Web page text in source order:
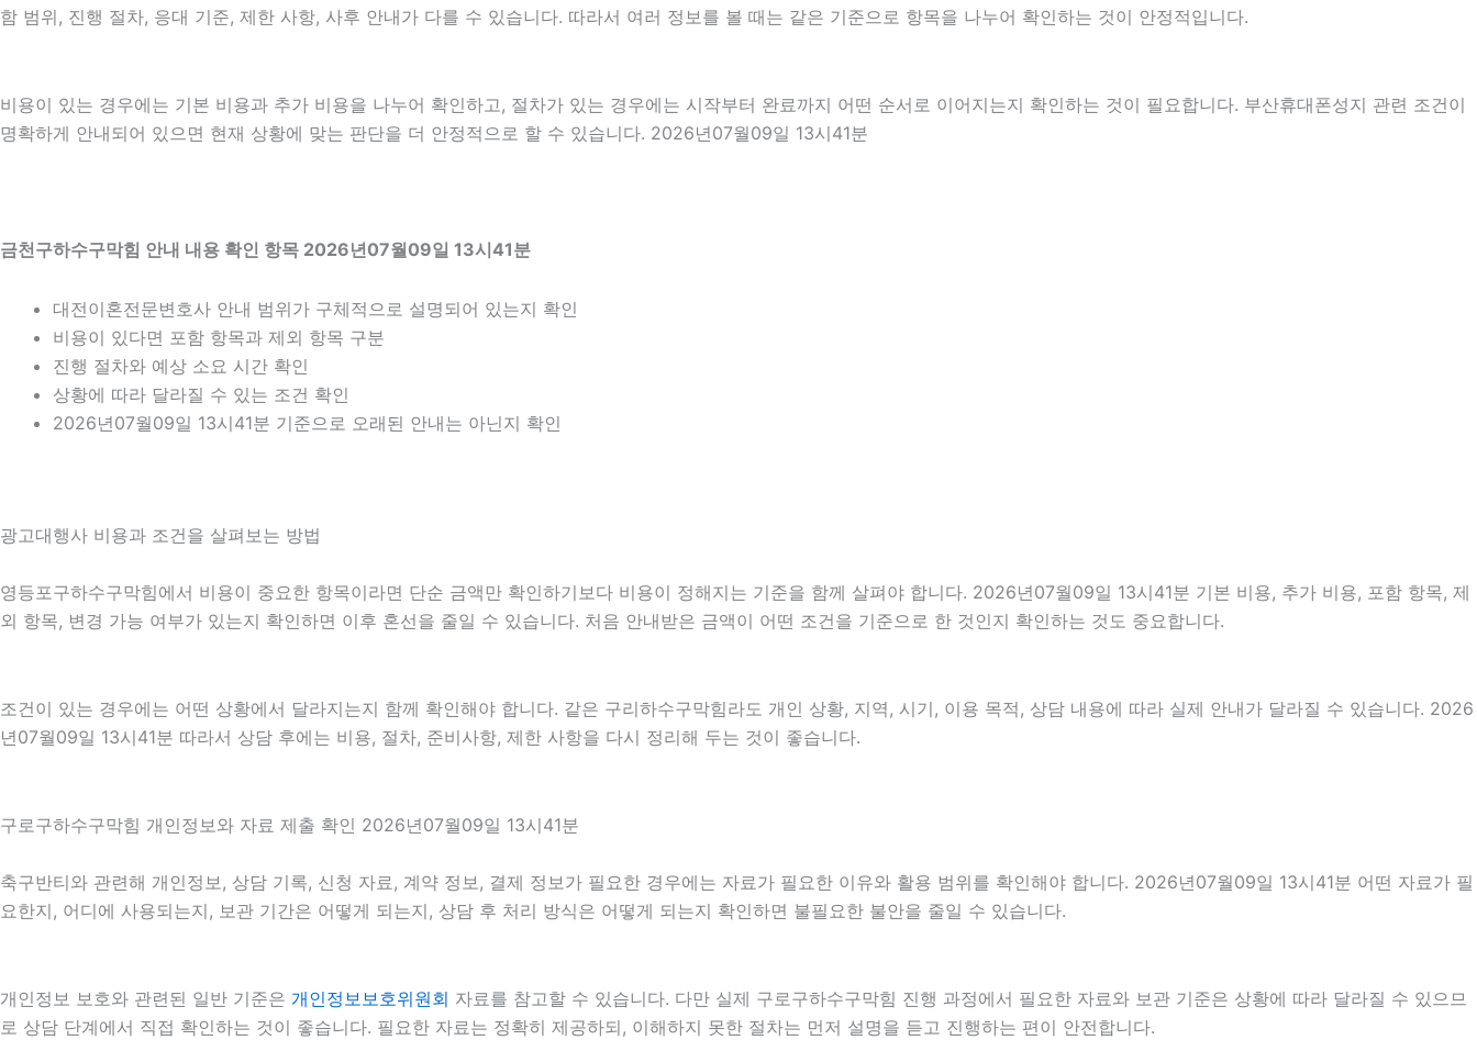
함 범위, 진행 절차, 응대 기준, 제한 사항, 사후 안내가 다를 수 있습니다. 따라서 여러 정보를 볼 때는 같은 기준으로 항목을 나누어 확인하는 것이 안정적입니다.
비용이 있는 경우에는 기본 비용과 추가 비용을 나누어 확인하고, 절차가 있는 경우에는 시작부터 완료까지 어떤 순서로 이어지는지 확인하는 것이 필요합니다. 부산휴대폰성지 관련 조건이
명확하게 안내되어 있으면 현재 상황에 맞는 판단을 더 안정적으로 할 수 있습니다. 2026년07월09일 13시41분
금천구하수구막힘 안내 내용 확인 항목 2026년07월09일 13시41분
대전이혼전문변호사 안내 범위가 구체적으로 설명되어 있는지 확인
비용이 있다면 포함 항목과 제외 항목 구분
진행 절차와 예상 소요 시간 확인
상황에 따라 달라질 수 있는 조건 확인
2026년07월09일 13시41분 기준으로 오래된 안내는 아닌지 확인
광고대행사 비용과 조건을 살펴보는 방법
영등포구하수구막힘에서 비용이 중요한 항목이라면 단순 금액만 확인하기보다 비용이 정해지는 기준을 함께 살펴야 합니다. 2026년07월09일 13시41분 기본 비용, 추가 비용, 포함 항목, 제
외 항목, 변경 가능 여부가 있는지 확인하면 이후 혼선을 줄일 수 있습니다. 처음 안내받은 금액이 어떤 조건을 기준으로 한 것인지 확인하는 것도 중요합니다.
조건이 있는 경우에는 어떤 상황에서 달라지는지 함께 확인해야 합니다. 같은 구리하수구막힘라도 개인 상황, 지역, 시기, 이용 목적, 상담 내용에 따라 실제 안내가 달라질 수 있습니다. 2026
년07월09일 13시41분 따라서 상담 후에는 비용, 절차, 준비사항, 제한 사항을 다시 정리해 두는 것이 좋습니다.
구로구하수구막힘 개인정보와 자료 제출 확인 2026년07월09일 13시41분
축구반티와 관련해 개인정보, 상담 기록, 신청 자료, 계약 정보, 결제 정보가 필요한 경우에는 자료가 필요한 이유와 활용 범위를 확인해야 합니다. 2026년07월09일 13시41분 어떤 자료가 필
요한지, 어디에 사용되는지, 보관 기간은 어떻게 되는지, 상담 후 처리 방식은 어떻게 되는지 확인하면 불필요한 불안을 줄일 수 있습니다.
개인정보 보호와 관련된 일반 기준은 개인정보보호위원회 자료를 참고할 수 있습니다. 다만 실제 구로구하수구막힘 진행 과정에서 필요한 자료와 보관 기준은 상황에 따라 달라질 수 있으므
로 상담 단계에서 직접 확인하는 것이 좋습니다. 필요한 자료는 정확히 제공하되, 이해하지 못한 절차는 먼저 설명을 듣고 진행하는 편이 안전합니다.